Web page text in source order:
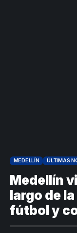
MEDELLÍN ÚLTIMAS
Medellín
largo de
fútbol y